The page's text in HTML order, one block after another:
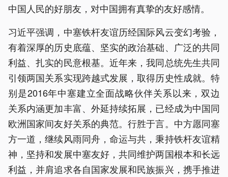
中国人民的好朋友，对中国拥有真挚的友好感情。
习近平强调，中塞铁杆友谊历经国际风云变幻考验，
有着深厚的历史底蕴、坚实的政治基础、广泛的共同
利益、扎实的民意根基。近年来，我同总统先生共同
引领两国关系实现跨越式发展，取得历史性成就。特
别是2016年中塞建立全面战略伙伴关系以来，双边
关系内涵更加丰富、外延持续拓展，已经成为中国同
欧洲国家间友好关系的典范。行胜于言。中方愿同塞
方一道，继续风雨同舟，命运与共，秉持铁杆友谊精
神，坚持和发展中塞友好，共同维护两国根本和长远
利益，并肩追求各自国家发展和民族振兴，携手推进